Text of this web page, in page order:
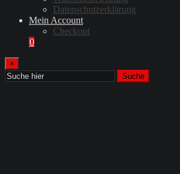
Datenschutzerklärung
Mein Account
Checkout
0
×
Suche